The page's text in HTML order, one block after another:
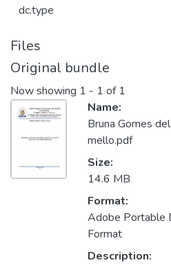
dc.type
Files
Original bundle
Now showing 1 - 1 of 1
Name:
Bruna Gomes
mello.pdf
Size:
14.6 MB
Format:
Adobe Portable
Format
Description: